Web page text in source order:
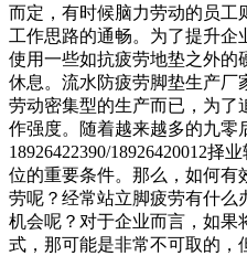
而定，有时候脑力劳动的员工
工作思路的通畅。为了提升企
使用一些如抗疲劳地垫之外的
休息。流水防疲劳脚垫生产厂
劳动密集型的生产而已，为了
作强度。随着越来越多的九零
18926422390/18926420012择
位的重要条件。那么，如何有
劳呢？经常站立脚疲劳有什么
机会呢？对于企业而言，如果
式，那可能是非常不可取的，